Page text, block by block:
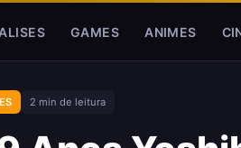
GAMES ANIMES
2 min de leitura